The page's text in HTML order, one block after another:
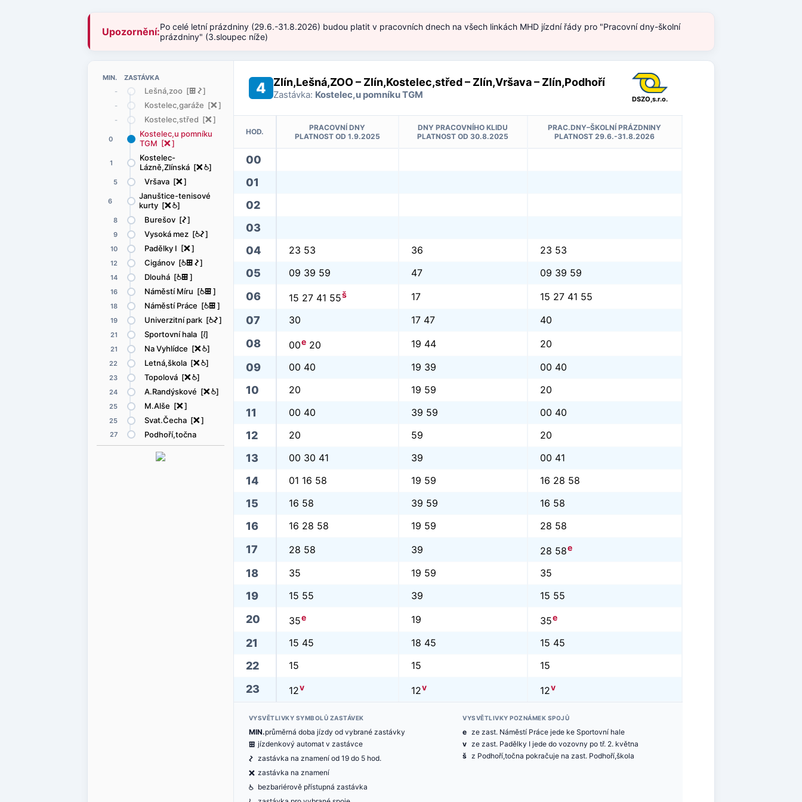
Upozornění:Po celé letní prázdniny (29.6.-31.8.2026) budou platit v pracovních dnech na všech linkách MHD jízdní řády pro "Pracovní dny-školní
prázdniny" (3.sloupec níže)
MIN. ZASTÁVKA
-
Lešná,zoo [æó]
- Kostelec,garáže [ë]
- Kostelec,střed [ë]
0
Kostelec,u pomníku
TGM [ë]
1
Kostelec-
Lázně,Zlínská [ë@]
5 Vršava [ë]
6
Januštice-tenisové
kurty [ë@]
8 Burešov [ó]
9 Vysoká mez [@ó]
10 Padělky I [ë]
12 Cigánov [@æó]
14 Dlouhá [@æ]
16 Náměstí Míru [@æ]
18 Náměstí Práce [@æ]
19 Univerzitní park [@ó]
21 Sportovní hala [<]
21 Na Vyhlídce [ë@]
22 Letná,škola [ë@]
23 Topolová [ë@]
24 A.Randýskové [ë@]
25 M.Alše [ë]
25 Svat.Čecha [ë]
27 Podhoří,točna
4 Zlín,Lešná,ZOO – Zlín,Kostelec,střed – Zlín,Vršava – Zlín,Podhoří
Zastávka: Kostelec,u pomníku TGM DSZO,s.r.o.
HOD.
PRACOVNÍ DNY
PLATNOST OD 1.9.2025
DNY PRACOVNÍHO KLIDU
PLATNOST OD 30.8.2025
PRAC.DNY–ŠKOLNÍ PRÁZDNINY
PLATNOST 29.6.-31.8.2026
00
01
02
03
04
23 53 36 23 53
05 09 39 59 47 09 39 59
06 15 27 41 55š 17 15 27 41 55
07 30 17 47 40
08 00e20 19 44 20
09 00 40 19 39 00 40
10 20 19 59 20
11 00 40 39 59 00 40
12 20 59 20
13 00 30 41 39 00 41
14 01 16 58 19 59 16 28 58
15 16 58 39 59 16 58
16 16 28 58 19 59 28 58
17 28 58 39 28 58e
18 35 19 59 35
19 15 55 39 15 55
20 35e 19 35e
21 15 45 18 45 15 45
22 15 15 15
23 12v 12v 12v
VYSVĚTLIVKY SYMBOLŮ ZASTÁVEK
MIN.průměrná doba jízdy od vybrané zastávky
æ jízdenkový automat v zastávce
ó zastávka na znamení od 19 do 5 hod.
ë zastávka na znamení
@ bezbariérově přístupná zastávka
VYSVĚTLIVKY POZNÁMEK SPOJŮ
e ze zast. Náměstí Práce jede ke Sportovní hale
v ze zast. Padělky I jede do vozovny po tř. 2. května
š z Podhoří,točna pokračuje na zast. Podhoří,škola